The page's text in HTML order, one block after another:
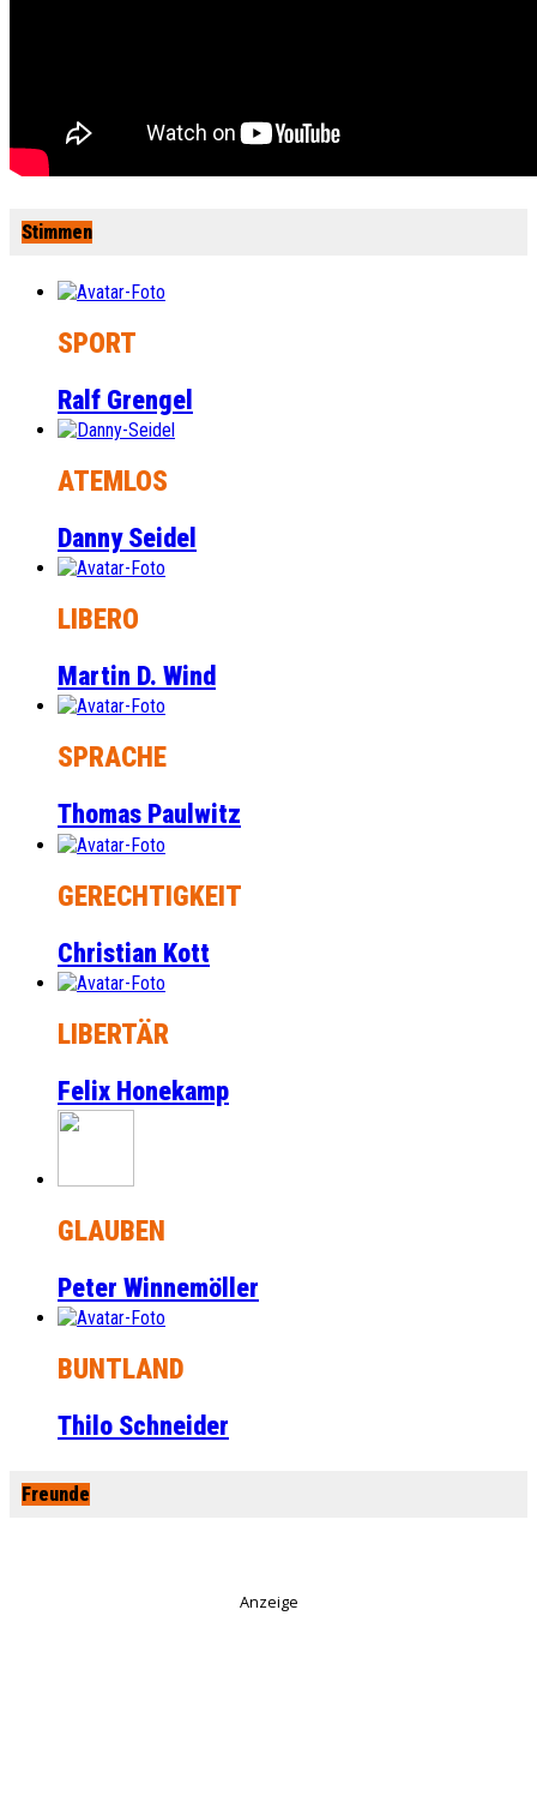
Stimmen
SPORT
Ralf Grengel
ATEMLOS
Danny Seidel
LIBERO
Martin D. Wind
SPRACHE
Thomas Paulwitz
GERECHTIGKEIT
Christian Kott
LIBERTÄR
Felix Honekamp
GLAUBEN
Peter Winnemöller
BUNTLAND
Thilo Schneider
Freunde
Anzeige